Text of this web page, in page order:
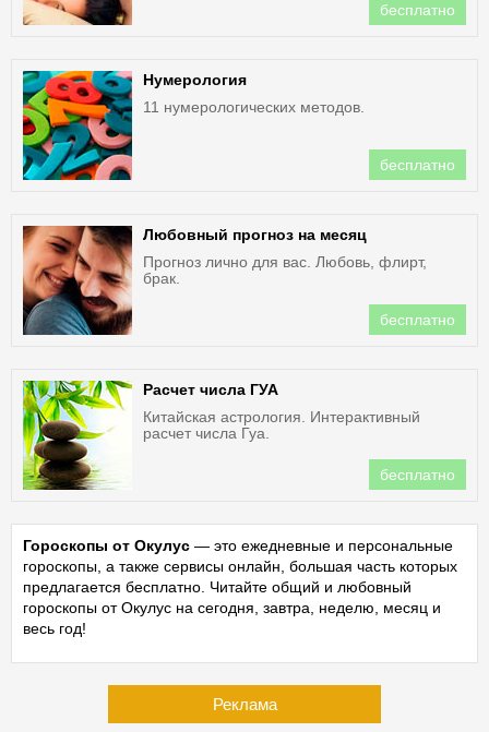
бесплатно
Нумерология
11 нумерологических методов.
бесплатно
Любовный прогноз на месяц
Прогноз лично для вас. Любовь, флирт,
брак.
бесплатно
Расчет числа ГУА
Китайская астрология. Интерактивный
расчет числа Гуа.
бесплатно
Гороскопы от Окулус — это ежедневные и персональные
гороскопы, а также сервисы онлайн, большая часть которых
предлагается бесплатно. Читайте общий и любовный
гороскопы от Окулус на сегодня, завтра, неделю, месяц и
весь год!
Реклама